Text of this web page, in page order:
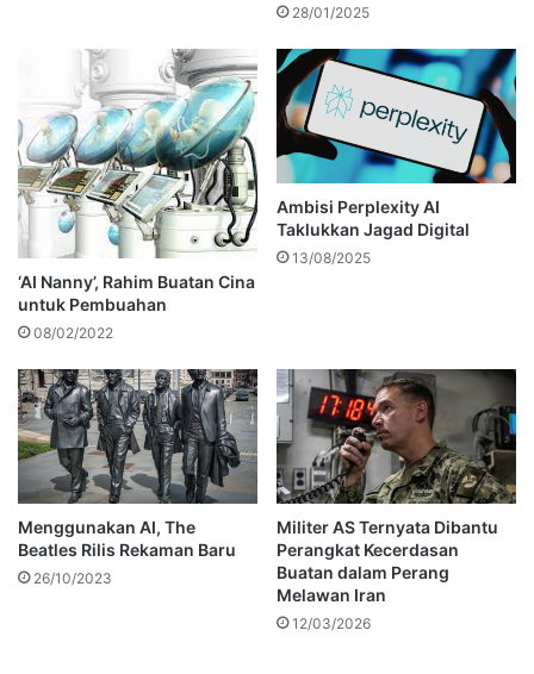
28/01/2025
‘AI Nanny’, Rahim Buatan Cina
untuk Pembuahan
08/02/2022
Ambisi Perplexity AI
Taklukkan Jagad Digital
13/08/2025
Menggunakan AI, The
Beatles Rilis Rekaman Baru
26/10/2023
Militer AS Ternyata Dibantu
Perangkat Kecerdasan
Buatan dalam Perang
Melawan Iran
12/03/2026